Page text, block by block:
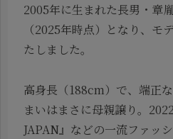
2005年に生まれた長男・章
（2025年時点）となり、モ
たしました。
高身長（188cm）で、端正
まいはまさに母親譲り。
JAPAN』などの一流ファッ